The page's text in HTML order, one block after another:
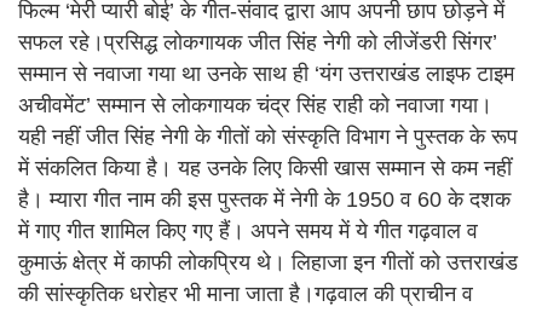
फिल्म ‘मेरी प्यारी बोई’ के गीत-संवाद द्वारा आप अपनी छाप छोड़ने में
सफल रहे।प्रसिद्ध लोकगायक जीत सिंह नेगी को लीजेंडरी सिंगर’
सम्मान से नवाजा गया था उनके साथ ही ‘यंग उत्तराखंड लाइफ टाइम
अचीवमेंट’ सम्मान से लोकगायक चंद्र सिंह राही को नवाजा गया।
यही नहीं जीत सिंह नेगी के गीतों को संस्कृति विभाग ने पुस्तक के रूप
में संकलित किया है। यह उनके लिए किसी खास सम्मान से कम नहीं
है। म्यारा गीत नाम की इस पुस्तक में नेगी के 1950 व 60 के दशक
में गाए गीत शामिल किए गए हैं। अपने समय में ये गीत गढ़वाल व
कुमाऊं क्षेत्र में काफी लोकप्रिय थे। लिहाजा इन गीतों को उत्तराखंड
की सांस्कृतिक धरोहर भी माना जाता है।गढ़वाल की प्राचीन व